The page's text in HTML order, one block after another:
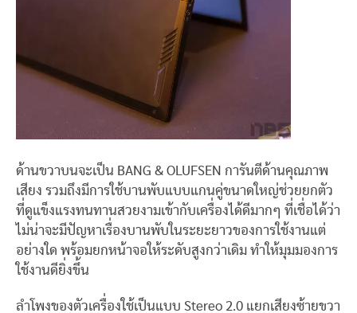
ด้านขวาบนจะเป็น BANG & OLUFSEN การันตีด้านคุณภาพ
เสียง รวมถึงมีการใช้บานพับแบบแกนคู่ขนาดใหญ่ช่วยยกตัว
ที่ดูแข็งแรงทนทานสวยงามเข้ากับเครื่องได้ดีมากๆ ที่เชื่อได้ว่า
ไม่น่าจะมีปัญหาเรื่องบานพับในระยะยาวของการใช้งานแต่
อย่างใด พร้อมยกหน้าจอให้ระดับสูงกว่าเดิม ทำให้มุมมองการ
ใช้งานดียิ่งขึ้น
ลำโพงของตัวเครื่องใช้เป็นแบบ Stereo 2.0 แยกเสียงซ้ายขวา